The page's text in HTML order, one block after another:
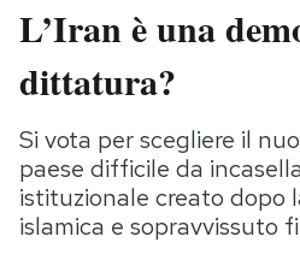
Italia
Politica
Tecnologia
Internet
Scienza
Cultura
L’Iran è una
dittatura?
Si vota per scegliere il
paese difficile da
istituzionale creato dopo
islamica e sopravvissuto